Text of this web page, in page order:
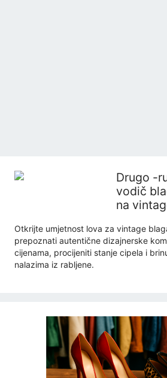
Drugo -
vodič
na
Otkrijte umjetnost lova za vintage
prepoznati autentične dizajnerske
cijenama, procijeniti stanje cipela i
nalazima iz rabljene.